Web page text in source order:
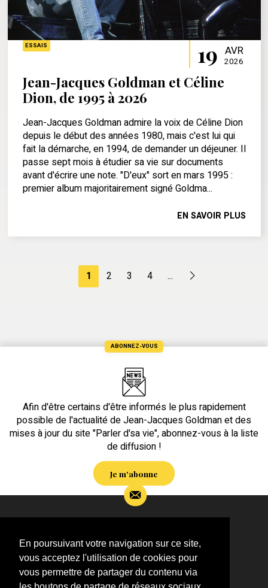
En poursuivant votre navigation sur ce site,
vous acceptez l'utilisation de cookies pour
vous permettre de partager du contenu via
ESSAIS 19 AVR
2026
Jean-Jacques Goldman et Céline
Dion, de 1995 à 2026
Jean-Jacques Goldman admire la voix de Céline Dion
depuis le début des années 1980, mais c'est lui qui
fait la démarche, en 1994, de demander un déjeuner. Il
passe sept mois à étudier sa vie sur documents
avant d'écrire une note. "D'eux" sort en mars 1995 :
premier album majoritairement signé Goldma...
EN SAVOIR PLUS
1 2 3 4 ...
ABONNEZ-VOUS
Afin d'être certains d'être informés le plus rapidement
possible de l'actualité de Jean-Jacques Goldman et des
mises à jour du site "Parler d'sa vie", abonnez-vous à la liste
de diffusion !
Je m'abonne
complémentaires sur l’actualité de Jean-Jacques
Goldman,
ÉCRIVEZ-MOI !